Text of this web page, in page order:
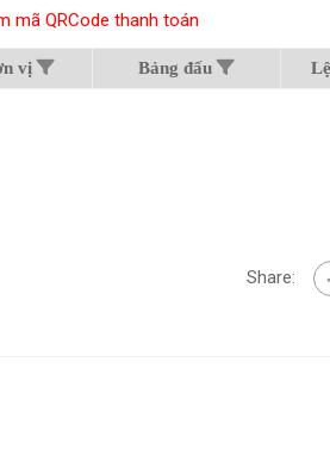
mã QRCode thanh toán
vị Bảng đấu
Share: